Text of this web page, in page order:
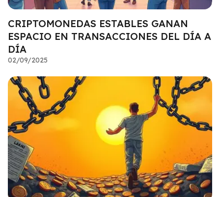
CRIPTOMONEDAS ESTABLES GANAN
ESPACIO EN TRANSACCIONES DEL DÍA A
DÍA
02/09/2025